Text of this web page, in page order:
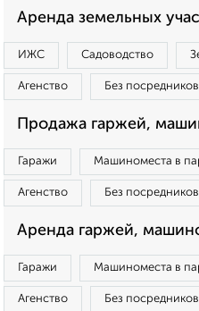
Аренда земельных
ИЖС Садоводство
Агенство Без посредников
Продажа гаржей,
Гаражи Машиноместа в
Агенство Без посредников
Аренда гаржей,
Гаражи Машиноместа в
Агенство Без посредников